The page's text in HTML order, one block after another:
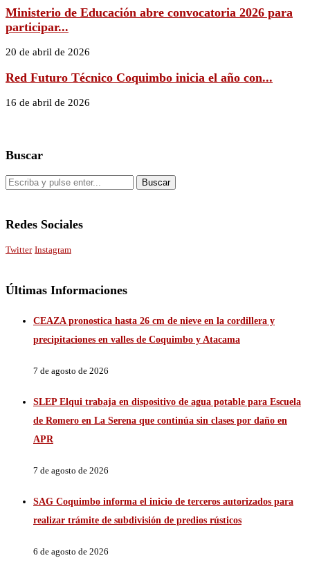
Ministerio de Educación abre convocatoria 2026 para
participar...
20 de abril de 2026
Red Futuro Técnico Coquimbo inicia el año con...
16 de abril de 2026
Buscar
Redes Sociales
Twitter Instagram
Últimas Informaciones
CEAZA pronostica hasta 26 cm de nieve en la cordillera y
precipitaciones en valles de Coquimbo y Atacama
7 de agosto de 2026
SLEP Elqui trabaja en dispositivo de agua potable para Escuela
de Romero en La Serena que continúa sin clases por daño en
APR
7 de agosto de 2026
SAG Coquimbo informa el inicio de terceros autorizados para
realizar trámite de subdivisión de predios rústicos
6 de agosto de 2026